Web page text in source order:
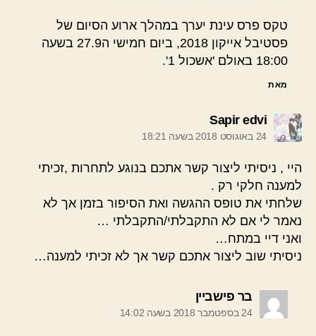
טקס פרס עינת יערך במהלך ארוע הסיום של
פסטיבל אייקון 2018, ביום חמישי ה27.9 בשעה
18:00 באולם 'אשכול 1'.
מאת
Sapir edviאומר:
24 באוגוסט 2018 בשעה 18:21
היי , ניסיתי ליצור קשר אתכם בנוגע לתחרות ,זכיתי
למענה חלקי רק .
שלחתי את טופס ההגשה ואת הסיפור בזמן אך לא
נאמר לי אם לא התקבלתי/התקבלתי …
ואני דיי במתח…
ניסיתי שוב ליצור אתכם קשר אך לא זכיתי למענה…
בר פישביין
24 בספטמבר 2018 בשעה 14:02